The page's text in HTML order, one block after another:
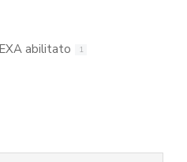
abilitato 1